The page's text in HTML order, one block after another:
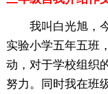
我叫白光旭，
实验小学五年五班
动，对于学校组织
努力。同时我在班